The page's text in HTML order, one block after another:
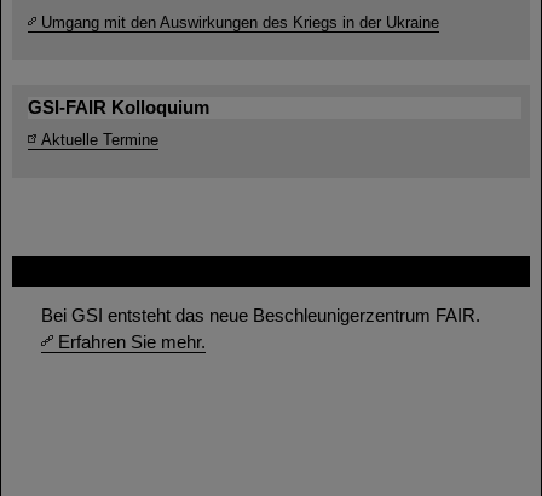
Bei GSI entsteht das neue Beschleunigerzentrum FAIR.
Erfahren Sie mehr.
Umgang mit den Auswirkungen des Kriegs in der Ukraine
GSI-FAIR Kolloquium
Aktuelle Termine